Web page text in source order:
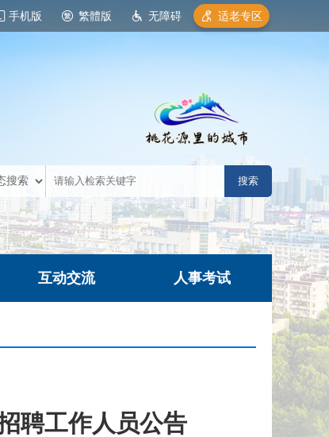
手机版 繁體版 无障碍 适老专区
互动交流 人事考试
聘工作人员公告